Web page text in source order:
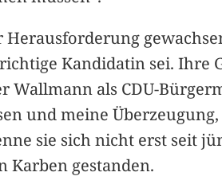
Kandidatin sei. Ihre
Wallmann als CDU-
und meine
sie sich nicht erst seit
Karben gestanden.